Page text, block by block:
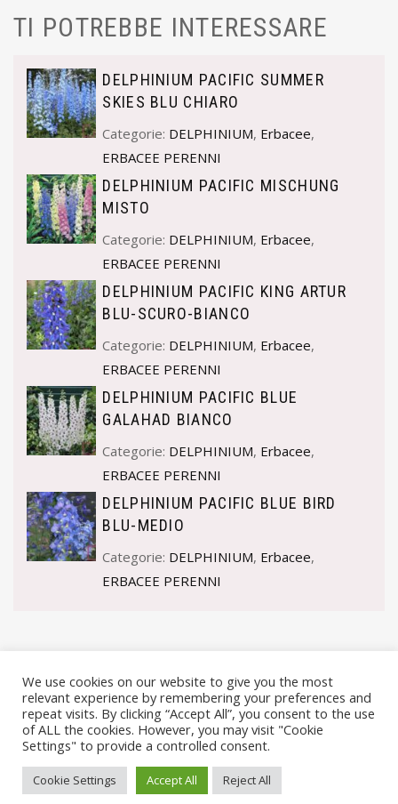
TI POTREBBE INTERESSARE
DELPHINIUM PACIFIC SUMMER
SKIES BLU CHIARO
Categorie: DELPHINIUM, Erbacee,
ERBACEE PERENNI
DELPHINIUM PACIFIC MISCHUNG
MISTO
Categorie: DELPHINIUM, Erbacee,
ERBACEE PERENNI
DELPHINIUM PACIFIC KING ARTUR
BLU-SCURO-BIANCO
Categorie: DELPHINIUM, Erbacee,
ERBACEE PERENNI
DELPHINIUM PACIFIC BLUE
GALAHAD BIANCO
Categorie: DELPHINIUM, Erbacee,
ERBACEE PERENNI
DELPHINIUM PACIFIC BLUE BIRD
BLU-MEDIO
Categorie: DELPHINIUM, Erbacee,
ERBACEE PERENNI
© VIVAI MARCHE BY ANDREA GOSTOLI P.IVA 02074150414 |
PRIVACY POLICY
We use cookies on our website to give you the most
relevant experience by remembering your preferences and
repeat visits. By clicking “Accept All”, you consent to the use
of ALL the cookies. However, you may visit "Cookie
Settings" to provide a controlled consent.
Cookie Settings Accept All Reject All